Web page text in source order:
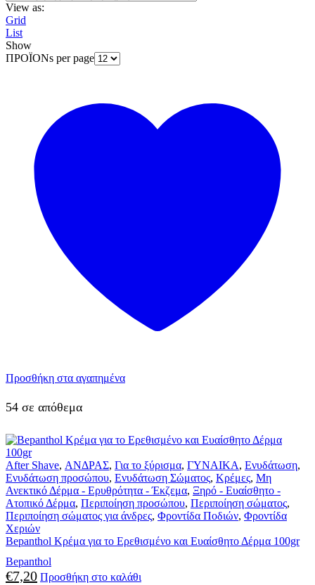
View as:
Grid
List
Show
ΠΡΟΪΟΝs per page
Προσθήκη στα αγαπημένα
54 σε απόθεμα
After Shave, ΑΝΔΡΑΣ, Για το ξύρισμα, ΓΥΝΑΙΚΑ, Ενυδάτωση,
Ενυδάτωση προσώπου, Ενυδάτωση Σώματος, Κρέμες, Μη
Ανεκτικό Δέρμα - Ερυθρότητα - Έκζεμα, Ξηρό - Ευαίσθητο -
Ατοπικό Δέρμα, Περιποίηση προσώπου, Περιποίηση σώματος,
Περιποίηση σώματος για άνδρες, Φροντίδα Ποδιών, Φροντίδα
Χεριών
Bepanthol Κρέμα για το Ερεθισμένο και Ευαίσθητο Δέρμα 100gr
Bepanthol
€7,20 Προσθήκη στο καλάθι